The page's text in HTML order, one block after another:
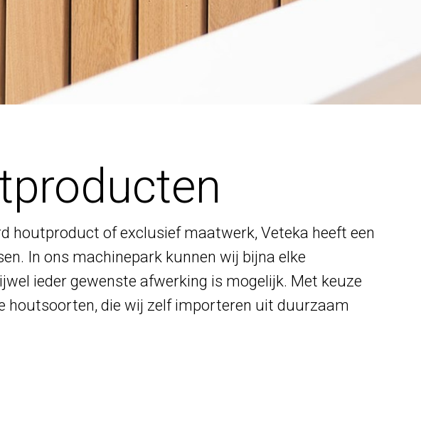
houtproduct of exclusief maatwerk, Veteka heeft een
In ons machinepark kunnen wij bijna elke
ieder gewenste afwerking is mogelijk. Met keuze
houtsoorten, die wij zelf importeren uit duurzaam